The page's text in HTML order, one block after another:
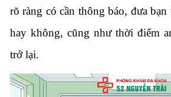
rõ ràng có cần thông báo, đưa
hay không, cũng như thời điểm
trở lại.